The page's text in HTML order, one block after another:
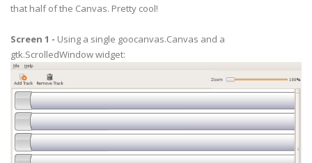
horizontal_value
vertical_scrollbar = self .frmMain
vertical_value
self.MyCanvas.scroll_to(horizontal_value,
that half of the Canvas. Pretty cool!
Screen 1 - Using a single goocanvas.Canvas and a
gtk.ScrolledWindowwidget: